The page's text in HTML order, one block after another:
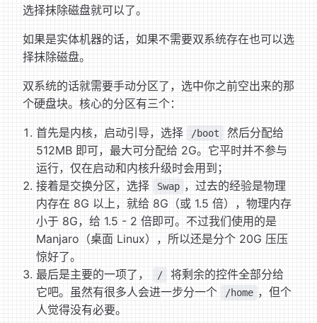
选择抹除磁盘就可以了。
如果是实体机器的话，如果不需要双系统存在也可以选
择抹除磁盘。
双系统的话就需要手动分区了，选中你之前空出来的那
个硬盘块。核心的分区有三个：
首先是内核，启动引导，选择 /boot
然后分配给
512MB 即可，最大可分配给 2G。它平时并不参与
运行，仅在启动和内核升级时会用到；
接着是交换分区，选择
Swap ，过去的经验是物理
内存在 8G 以上，就给 8G（或 1.5 倍），物理内存
小于 8G，给 1.5 - 2 倍即可。不过我们使用的是
Manjaro（桌面 Linux），所以还是分个 20G 压压
惊好了。
最后是主要的一项了，
/
将剩余的控件全部分给
它吧。虽然有很多人会进一步分一个
/home ，但个
人觉得没有必要。